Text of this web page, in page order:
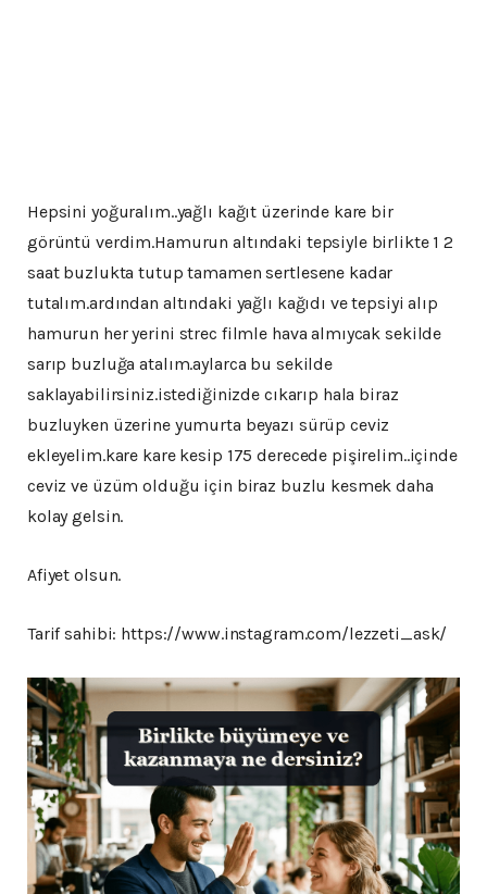
Hepsini yoğuralım..yağlı kağıt üzerinde kare bir
görüntü verdim.Hamurun altındaki tepsiyle birlikte 1 2
saat buzlukta tutup tamamen sertlesene kadar
tutalım.ardından altındaki yağlı kağıdı ve tepsiyi alıp
hamurun her yerini strec filmle hava almıycak sekilde
sarıp buzluğa atalım.aylarca bu sekilde
saklayabilirsiniz.istediğinizde cıkarıp hala biraz
buzluyken üzerine yumurta beyazı sürüp ceviz
ekleyelim.kare kare kesip 175 derecede pişirelim..içinde
ceviz ve üzüm olduğu için biraz buzlu kesmek daha
kolay gelsin.
Afiyet olsun.
Tarif sahibi: https://www.instagram.com/lezzeti_ask/